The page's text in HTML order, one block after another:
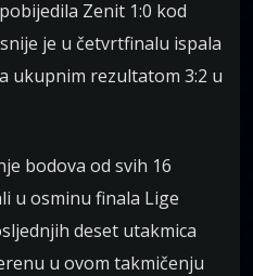
Zenit 1:0 kod
je u četvrtfinalu ispala
ukupnim rezultatom 3:2 u
bodova od svih 16
u osminu finala Lige
deset utakmica
u ovom takmičenju